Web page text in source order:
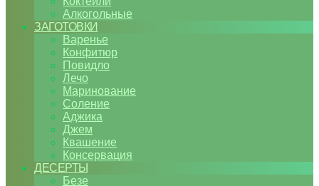
Алкогольные
ЗАГОТОВКИ
Варенье
Конфитюр
Повидло
Лечо
Маринование
Соление
Аджика
Джем
Квашение
Консервация
ДЕСЕРТЫ
Безе